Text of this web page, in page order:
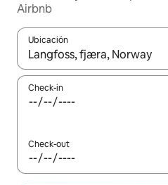
Airbnb
Ubicación
Cuando los resultados estén
Check-in
Check-out